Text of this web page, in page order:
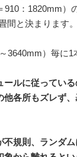
：1820mm）
間と決まります。
3640mm）毎に1
ールに従ってい
他各所もズレず
不規則、ランダ